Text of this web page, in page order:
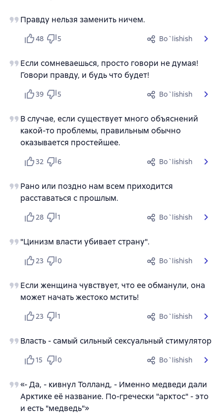
Правду нельзя заменить ничем.
48 5 Bo`lishish
Если сомневаешься, просто говори не думая!
Говори правду, и будь что будет!
39 5 Bo`lishish
В случае, если существует много объяснений
какой-то проблемы, правильным обычно
оказывается простейшее.
32 6 Bo`lishish
Рано или поздно нам всем приходится
расставаться с прошлым.
28 1 Bo`lishish
"Цинизм власти убивает страну".
23 0 Bo`lishish
Если женщина чувствует, что ее обманули, она
может начать жестоко мстить!
23 1 Bo`lishish
Власть - самый сильный сексуальный стимулятор
15 0 Bo`lishish
«- Да, - кивнул Толланд, - Именно медведи дали
Арктике её название. По-гречески "арктос" - это
и есть "медведь"»